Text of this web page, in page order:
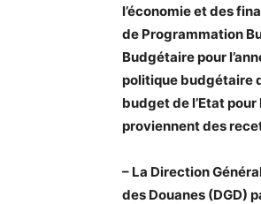
l’économie et des
de Programmation
Budgétaire pour
politique budgétaire
budget de l’Etat
proviennent des
– La Direction
des Douanes (DGD)